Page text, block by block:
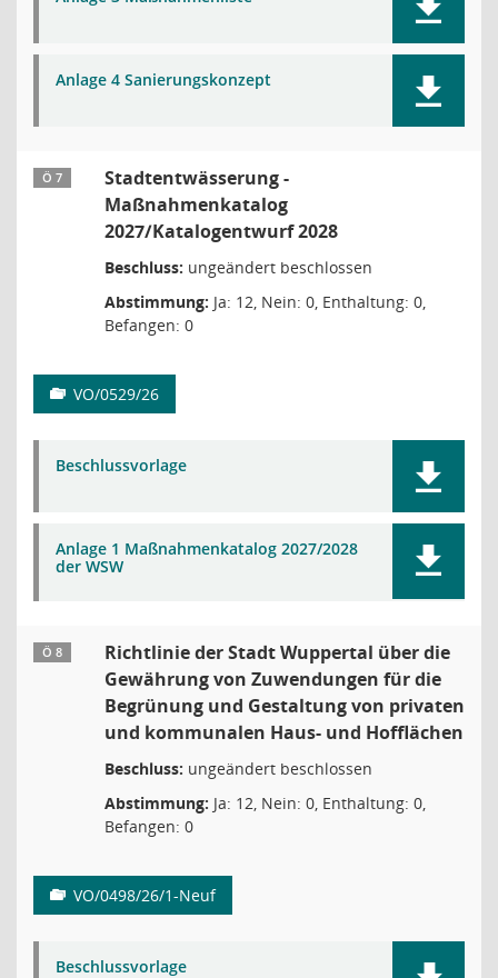
Anlage 4 Sanierungskonzept
Ö 7
Stadtentwässerung -
Maßnahmenkatalog
2027/Katalogentwurf 2028
Beschluss: ungeändert beschlossen
Abstimmung: Ja: 12, Nein: 0, Enthaltung: 0,
Befangen: 0
VO/0529/26
Beschlussvorlage
Anlage 1 Maßnahmenkatalog 2027/2028
der WSW
Ö 8
Richtlinie der Stadt Wuppertal über die
Gewährung von Zuwendungen für die
Begrünung und Gestaltung von privaten
und kommunalen Haus- und Hofflächen
Beschluss: ungeändert beschlossen
Abstimmung: Ja: 12, Nein: 0, Enthaltung: 0,
Befangen: 0
VO/0498/26/1-Neuf
Beschlussvorlage